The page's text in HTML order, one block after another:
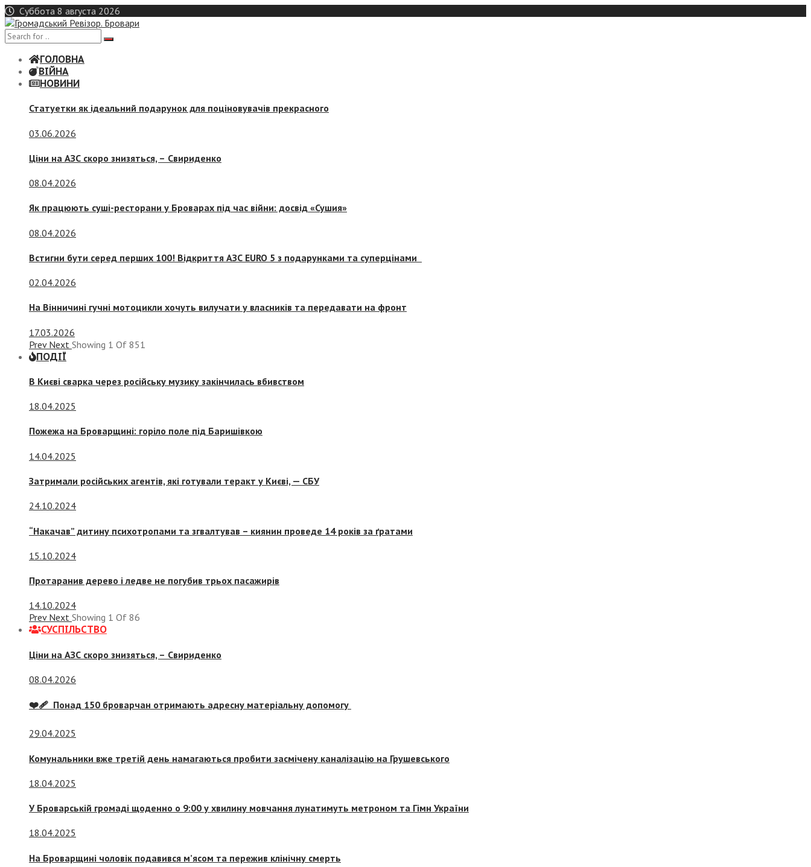
Skip
to
content
Суббота 8 августа 2026
ГОЛОВНА
ВІЙНА
НОВИНИ
Статуетки як ідеальний подарунок для поціновувачів прекрасного
03.06.2026
Ціни на АЗС скоро знизяться, – Свириденко
08.04.2026
Як працюють суші-ресторани у Броварах під час війни: досвід «Сушия»
08.04.2026
Встигни бути серед перших 100! Відкриття АЗС EURO 5 з подарунками та суперцінами
02.04.2026
На Вінничині гучні мотоцикли хочуть вилучати у власників та передавати на фронт
17.03.2026
Prev Next Showing 1 Of 851
ПОДІЇ
В Києві сварка через російську музику закінчилась вбивством
18.04.2025
Пожежа на Броварщині: горіло поле під Баришівкою
14.04.2025
Затримали російських агентів, які готували теракт у Києві, — СБУ
24.10.2024
“Накачав” дитину психотропами та згвалтував – киянин проведе 14 років за ґратами
15.10.2024
Протаранив дерево і ледве не погубив трьох пасажирів
14.10.2024
Prev Next Showing 1 Of 86
СУСПIЛЬСТВО
Ціни на АЗС скоро знизяться, – Свириденко
08.04.2026
❤️‍🩹 Понад 150 броварчан отримають адресну матеріальну допомогу
29.04.2025
Комунальники вже третій день намагаються пробити засмічену каналізацію на Грушевського
18.04.2025
У Броварській громаді щоденно о 9:00 у хвилину мовчання лунатимуть метроном та Гімн України
18.04.2025
На Броварщині чоловік подавився м’ясом та пережив клінічну смерть